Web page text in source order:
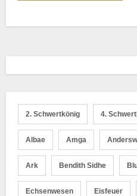
2. Schwertkönig 4.
Albae Amga
Ark Bendith Sidhe
Echsenwesen Eisfeuer